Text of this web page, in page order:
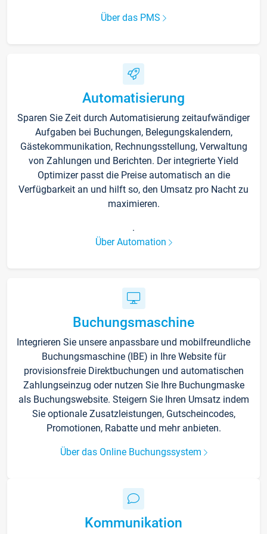
Über das PMS
Automatisierung
Sparen Sie Zeit durch Automatisierung zeitaufwändiger
Aufgaben bei Buchungen, Belegungskalendern,
Gästekommunikation, Rechnungsstellung, Verwaltung
von Zahlungen und Berichten. Der integrierte Yield
Optimizer passt die Preise automatisch an die
Verfügbarkeit an und hilft so, den Umsatz pro Nacht zu
maximieren.
.
Über Automation
Buchungsmaschine
Integrieren Sie unsere anpassbare und mobilfreundliche
Buchungsmaschine (IBE) in Ihre Website für
provisionsfreie Direktbuchungen und automatischen
Zahlungseinzug oder nutzen Sie Ihre Buchungmaske
als Buchungswebsite. Steigern Sie Ihren Umsatz indem
Sie optionale Zusatzleistungen, Gutscheincodes,
Promotionen, Rabatte und mehr anbieten.
Über das Online Buchungssystem
Kommunikation